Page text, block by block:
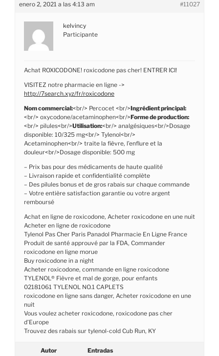
enero 2, 2021 a las 4:13 am #11027
kelvincy
Participante
Achat ROXICODONE! roxicodone pas cher! ENTRER ICI!
VISITEZ notre pharmacie en ligne ->
http://7search.xyz/fr/roxicodone
Nom commercial:<br/> Percocet <br/>Ingrédient principal:
<br/> oxycodone/acetaminophen<br/>Forme de production:
<br/> pilules<br/>Utilisation:<br/> analgésiques<br/>Dosage
disponible: 10/325 mg<br/> Tylenol<br/>
Acetaminophen<br/> traite la fièvre, l’enflure et la
douleur<br/>Dosage disponible: 500 mg
– Prix bas pour des médicaments de haute qualité
– Livraison rapide et confidentialité complète
– Des pilules bonus et de gros rabais sur chaque commande
– Votre entière satisfaction garantie ou votre argent
remboursé
Achat en ligne de roxicodone, Acheter roxicodone en une nuit
Acheter en ligne de roxicodone
Tylenol Pas Cher Paris Panadol Pharmacie En Ligne France
Produit de santé approuvé par la FDA, Commander
roxicodone en ligne morue
Buy roxicodone in a night
Acheter roxicodone, commande en ligne roxicodone
TYLENOL® Fièvre et mal de gorge, pour enfants
02181061 TYLENOL NO.1 CAPLETS
roxicodone en ligne sans danger, Acheter roxicodone en une
nuit
Vous voulez acheter roxicodone, roxicodone pas cher
d’Europe
Trouvez des rabais sur tylenol-cold Cub Run, KY
Autor Entradas